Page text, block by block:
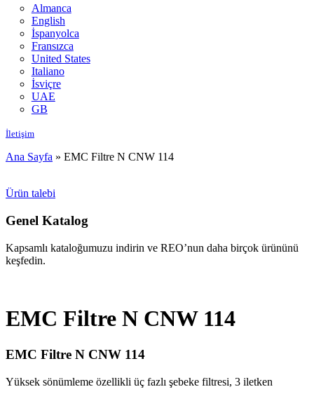
Almanca
English
İspanyolca
Fransızca
United States
Italiano
İsviçre
UAE
GB
İletişim
Ana Sayfa » EMC Filtre N CNW 114
Ürün talebi
Genel Katalog
Kapsamlı kataloğumuzu indirin ve REO’nun daha birçok ürününü
keşfedin.
EMC Filtre N CNW 114
EMC Filtre N CNW 114
Yüksek sönümleme özellikli üç fazlı şebeke filtresi, 3 iletken